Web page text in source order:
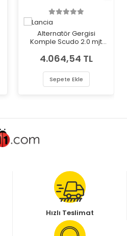
Alternatör Gergisi
Komple Scudo 2.0 mjt
4.064,54 TL
Sepete Ekle
Hızlı Teslimat